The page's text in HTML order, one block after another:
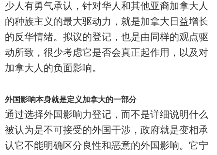
少人有勇气承认，针对华人和其他亚裔加拿大人
的种族主义的最大驱动力，就是加拿大日益增长
的反华情绪。拟议的登记，也是由同样的观点驱
动所致，很少考虑它是否会真正起作用，以及对
加拿大人的负面影响。
外国影响本身就是定义加拿大的一部分
通过选择外国影响力登记，而不是详细说明什么
被认为是不可接受的外国干涉，政府就是变相承
认它不能明确区分良性和恶意的外国影响。它宁